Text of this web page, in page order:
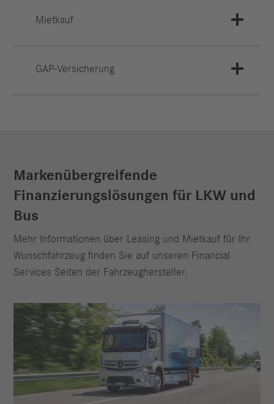
Mietkauf
GAP-Versicherung
Markenübergreifende
Finanzierungslösungen für LKW und
Bus
Mehr Informationen über Leasing und Mietkauf für Ihr
Wunschfahrzeug finden Sie auf unseren Financial
Services Seiten der Fahrzeughersteller.